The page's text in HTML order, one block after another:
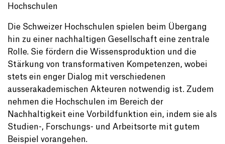
Hochschulen
Die Schweizer Hochschulen spielen beim Übergang
hin zu einer nachhaltigen Gesellschaft eine zentrale
Rolle. Sie fördern die Wissensproduktion und die
Stärkung von transformativen Kompetenzen, wobei
stets ein enger Dialog mit verschiedenen
ausserakademischen Akteuren notwendig ist. Zudem
nehmen die Hochschulen im Bereich der
Nachhaltigkeit eine Vorbildfunktion ein, indem sie als
Studien-, Forschungs- und Arbeitsorte mit gutem
Beispiel vorangehen.